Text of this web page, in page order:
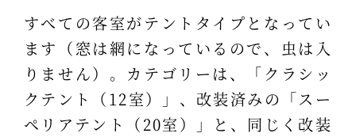
すべての客室がテントタイプとなってい
ます（窓は網になっているので、虫は入
りません）。カテゴリーは、「クラシッ
クテント（12室）」、改装済みの「スー
ペリアテント（20室）」と、同じく改装